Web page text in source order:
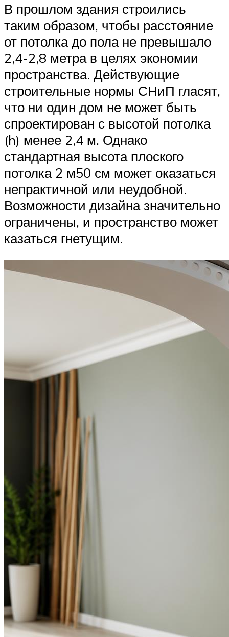
В прошлом здания строились
таким образом, чтобы расстояние
от потолка до пола не превышало
2,4-2,8 метра в целях экономии
пространства. Действующие
строительные нормы СНиП гласят,
что ни один дом не может быть
спроектирован с высотой потолка
(h) менее 2,4 м. Однако
стандартная высота плоского
потолка 2 м50 см может оказаться
непрактичной или неудобной.
Возможности дизайна значительно
ограничены, и пространство может
казаться гнетущим.